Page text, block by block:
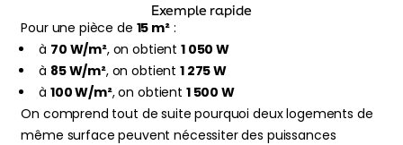
Exemple rapide
Pour une pièce de 15 m²:
à 70 W/m², on obtient 1 050 W
à 85 W/m², on obtient 1 275 W
à 100 W/m², on obtient 1 500 W
On comprend tout de suite pourquoi deux logements de
même surface peuvent nécessiter des puissances